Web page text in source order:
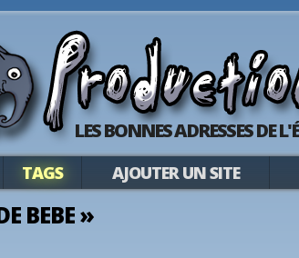
LES BONNES ADRESSES DE
TAGS AJOUTER UN SITE
BEBE »